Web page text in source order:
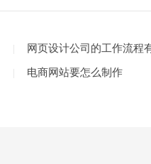
网页设计公司的工作流程
电商网站要怎么制作